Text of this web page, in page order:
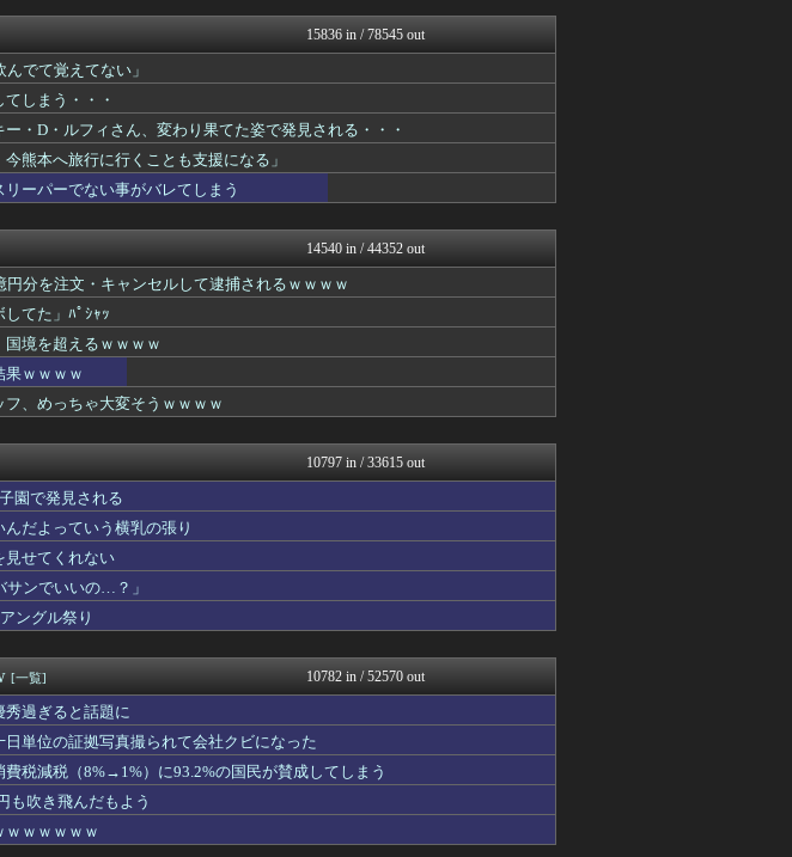
ツバメ速報＠ヤクルトスワロ...
ｗｗｗｗ
わんこーる速報！
して提出した罪認める
！」
いたしん！
ネットの声ｗｗｗｗｗ...
【サッカー まとめ】サカラ...
回はない」
気団談
ア【明日予約開...
fig速
る
ファイターズ王国＠日ハムま...
が富山県にグランドオ...
パチンコ・パチスロ.com
は強さとか以前にケバく...
原神速報 | GENSHI...
亡 オンワードが再発防止...
妻ですね」→ネット大荒れ...
オレ的ゲーム速報＠刃
6本日PS5版リリ...
に落ちてしまった女の子が...
は… このまま養い続けるこ...
オーバージョイド！
少ない
ああ言えばForYou
翔平」になれるくらいピッ...
Red4 海外の反応まとめ
める！」→結婚式で使うア...
なぜ再入館? 生存し...
日本第一！ニュース録
用中国ドローン輸出禁止す...
まとめたニュース
孕めってなに？」...
ゲーム魔人
す
ガンダムブログ（情報戦仕様...
じわ速 芸能ニュースまとめ
、財務省を手を組んでの返...
画像あり)
NEWSぽけまとめーる
場に【サク...
櫻坂46まとめもり～
批判 → 記者「中...
もえるあじあ(･∀･)
達した猛者が現...
やです」侍「しゃーない井...
の理由を聞いて思わず反省...
鬼女の宅配便 - 修羅場・...
15836 in / 78545 out
でて覚えてない」
しまう・・・
・D・ルフィさん、変わり果てた姿で発見される・・・
熊本へ旅行に行くことも支援になる」
ーパーでない事がバレてしまう
14540 in / 44352 out
円分を注文・キャンセルして逮捕されるｗｗｗｗ
してた」ﾊﾟｼｬｯ
国境を超えるｗｗｗｗ
果ｗｗｗｗ
フ、めっちゃ大変そうｗｗｗｗ
10797 in / 33615 out
園で発見される
だよっていう横乳の張り
見せてくれない
サンでいいの…？」
ングル祭り
[一覧] 10782 in / 52570 out
秀過ぎると話題に
単位の証拠写真撮られて会社クビになった
費税減税（8%→1%）に93.2%の国民が賛成してしまう
も吹き飛んだもよう
ｗｗｗｗｗｗ